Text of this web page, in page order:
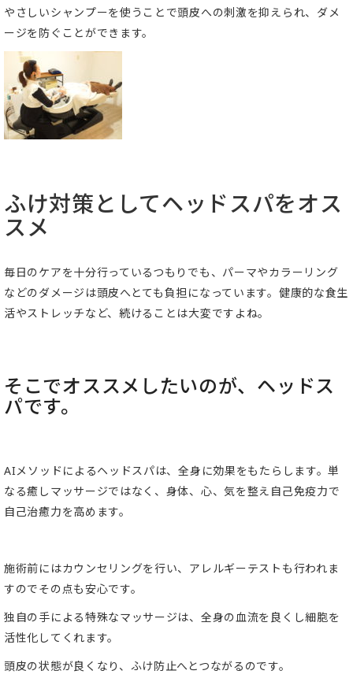
やさしいシャンプーを使うことで頭皮への刺激を抑えられ、ダメ
ージを防ぐことができます。
ふけ対策としてヘッドスパをオス
スメ
毎日のケアを十分行っているつもりでも、パーマやカラーリング
などのダメージは頭皮へとても負担になっています。健康的な食生
活やストレッチなど、続けることは大変ですよね。
そこでオススメしたいのが、ヘッドス
パです。
AIメソッドによるヘッドスパは、全身に効果をもたらします。単
なる癒しマッサージではなく、身体、心、気を整え自己免疫力で
自己治癒力を高めます。
施術前にはカウンセリングを行い、アレルギーテストも行われま
すのでその点も安心です。
独自の手による特殊なマッサージは、全身の血流を良くし細胞を
活性化してくれます。
頭皮の状態が良くなり、ふけ防止へとつながるのです。